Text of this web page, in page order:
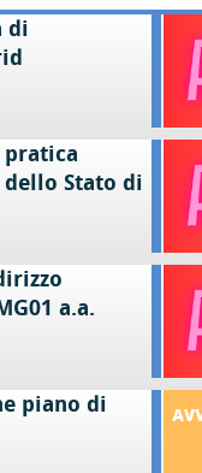
di
Stato di
a.a.
piano di